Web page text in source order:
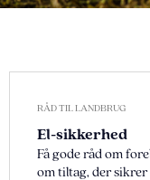
RÅD TIL LANDBRUG
El-sikkerhed
Få gode råd om
om tiltag, der